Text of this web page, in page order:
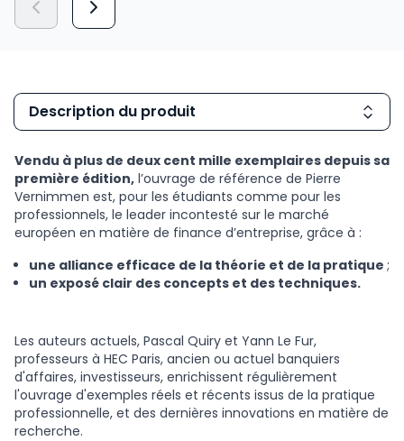
Description du produit
Vendu à plus de deux cent mille exemplaires depuis sa
première édition, l’ouvrage de référence de Pierre
Vernimmen est, pour les étudiants comme pour les
professionnels, le leader incontesté sur le marché
européen en matière de finance d’entreprise, grâce à :
une alliance efficace de la théorie et de la pratique ;
un exposé clair des concepts et des techniques.
Les auteurs actuels, Pascal Quiry et Yann Le Fur,
professeurs à HEC Paris, ancien ou actuel banquiers
d'affaires, investisseurs, enrichissent régulièrement
l'ouvrage d'exemples réels et récents issus de la pratique
professionnelle, et des dernières innovations en matière de
recherche.